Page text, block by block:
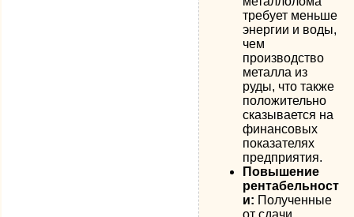
требует меньше
энергии и воды,
чем
производство
металла из
руды, что также
положительно
сказывается на
финансовых
показателях
предприятия.
Повышение
рентабельност
и: Полученные
от сдачи